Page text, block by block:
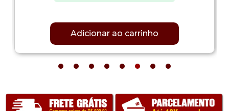
Adicionar ao carrinho